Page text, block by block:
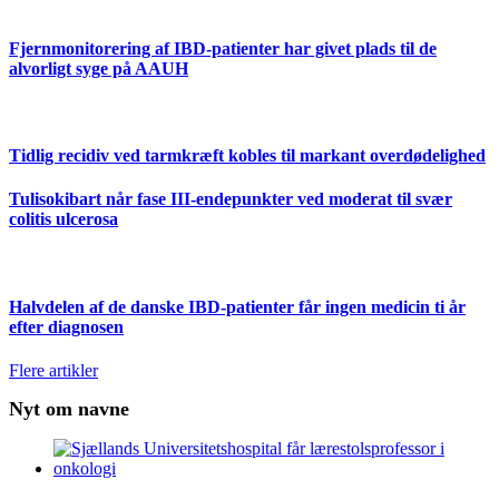
Fjernmonitorering af IBD-patienter har givet plads til de
alvorligt syge på AAUH
Tidlig recidiv ved tarmkræft kobles til markant overdødelighed
Tulisokibart når fase III-endepunkter ved moderat til svær
colitis ulcerosa
Halvdelen af de danske IBD-patienter får ingen medicin ti år
efter diagnosen
Flere artikler
Nyt om navne